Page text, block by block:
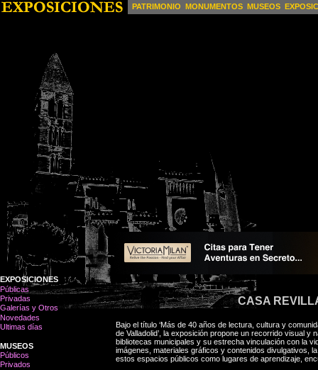
PATRIMONIO MONUMENTOS MUSEOS
EXPOSICIONES
Públicas
Privadas
Galerías y Otros
Novedades
Ultimas días
MUSEOS
Públicos
Privados
CASA
Bajo el título ‘Más de 40 años de lectura, cultura y
de Valladolid’, la exposición propone un recorrido visual y
bibliotecas municipales y su estrecha vinculación con la
imágenes, materiales gráficos y contenidos divulgativos,
estos espacios públicos como lugares de aprendizaje,